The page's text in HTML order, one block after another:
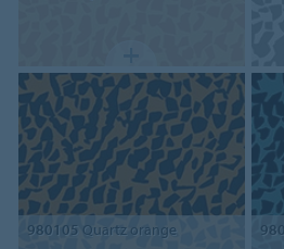
980105 Quartz orange